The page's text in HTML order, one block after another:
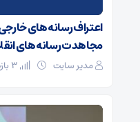
اعتراف رسانه‌های
مجاهدت رسانه‌های
مدیر سایت